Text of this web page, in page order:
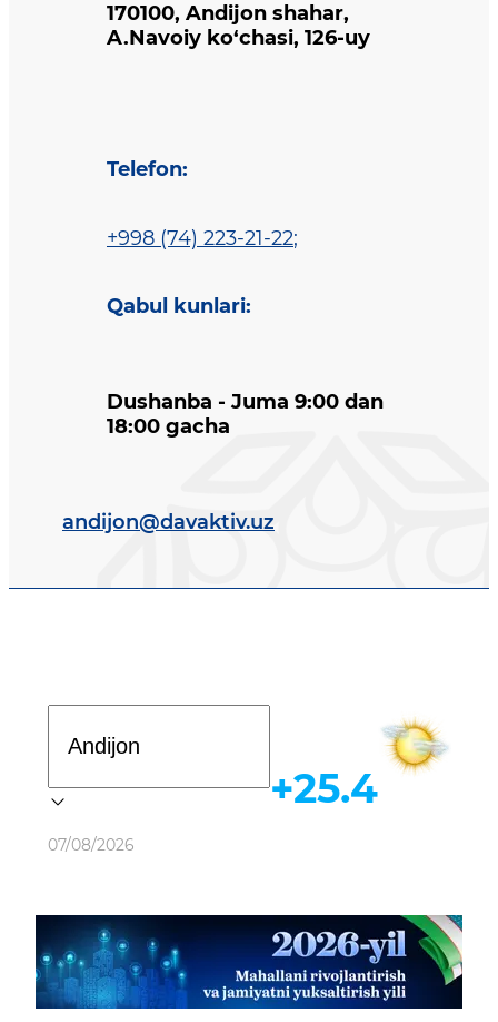
170100, Andijon shahar,
A.Navoiy ko‘chasi, 126-uy
Telefon:
+998 (74) 223-21-22;
Qabul kunlari:
Dushanba - Juma 9:00 dan
18:00 gacha
andijon@davaktiv.uz
Ob-havo
07/08/2026
+25.4